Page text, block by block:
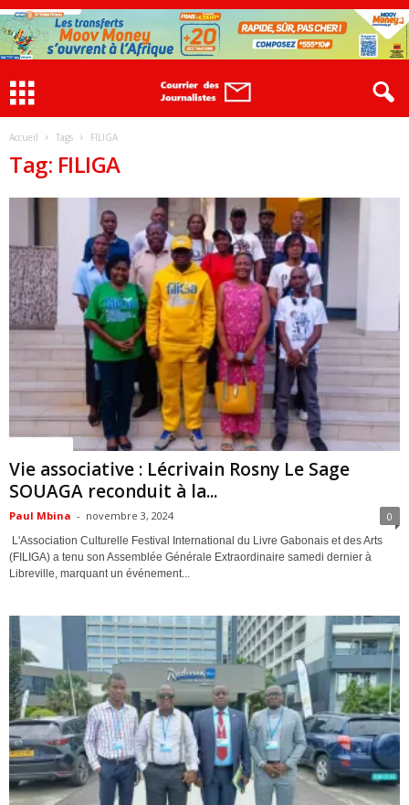
Accueil Tags FILIGA
Tag: FILIGA
Vie associative : Lécrivain Rosny Le Sage
SOUAGA reconduit à la...
Paul Mbina - novembre 3, 2024 0
L'Association Culturelle Festival International du Livre Gabonais et des Arts
(FILIGA) a tenu son Assemblée Générale Extraordinaire samedi dernier à
Libreville, marquant un événement...